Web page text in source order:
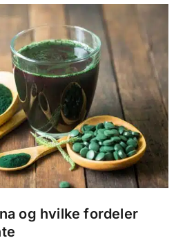
og hvilke fordeler